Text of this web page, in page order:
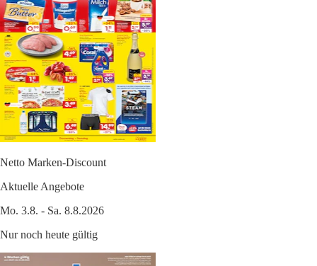
Netto Marken-Discount
Aktuelle Angebote
Mo. 3.8. - Sa. 8.8.2026
Nur noch heute gültig